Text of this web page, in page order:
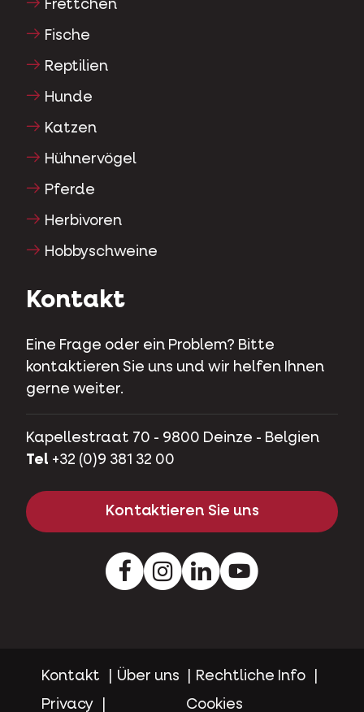
Frettchen
Fische
Reptilien
Hunde
Katzen
Hühnervögel
Pferde
Herbivoren
Hobbyschweine
Kontakt
Eine Frage oder ein Problem? Bitte
kontaktieren Sie uns und wir helfen Ihnen
gerne weiter.
Kapellestraat 70 - 9800 Deinze - Belgien
Tel +32 (0)9 381 32 00
Kontaktieren Sie uns
FacebookInstagramLinkedInYoutube
Kontakt Über uns
Rechtliche Info
Privacy
Cookies